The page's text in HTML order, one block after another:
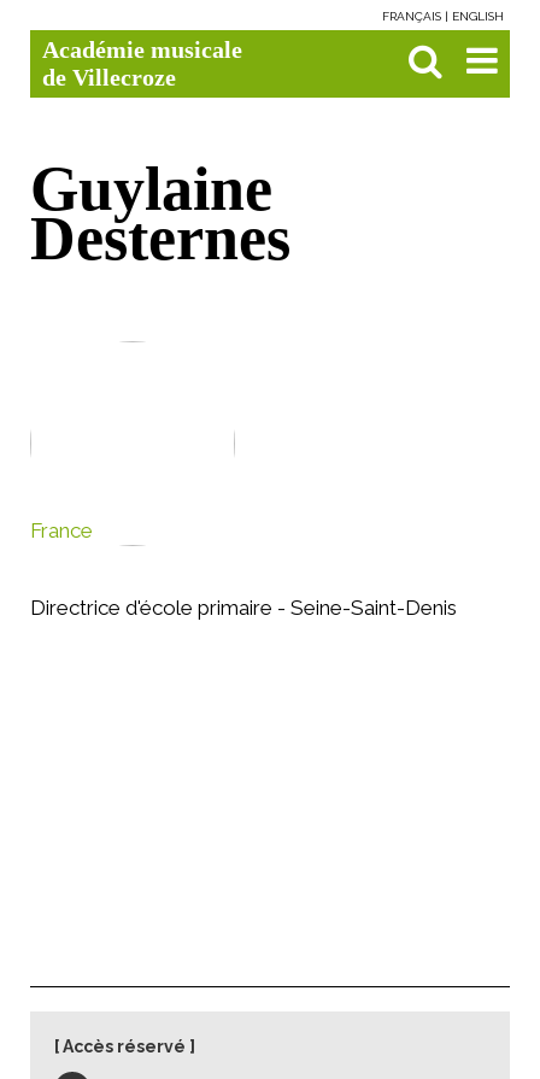
contenu.
Aller
à
personnels
FRANÇAIS ENGLISH
Académie musicale
de Villecroze

avancée…
Guylaine
Desternes
France
Directrice d'école primaire - Seine-Saint-Denis
Accès réservé